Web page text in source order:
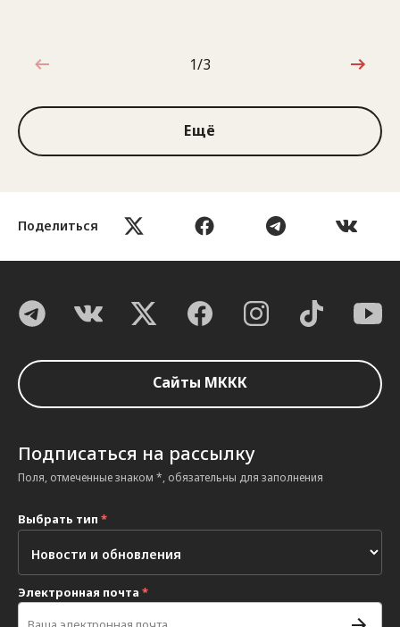
Поделиться
1 из 3
1/3
Ещё
Сайты МККК
Подписаться на рассылку
Поля, отмеченные знаком *, обязательны для заполнения
Выбрать тип *
Электронная почта *